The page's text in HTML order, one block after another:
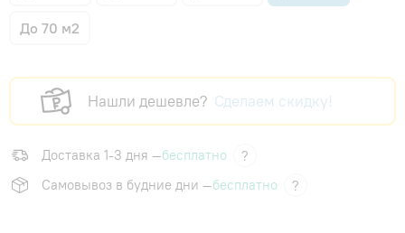
До 70 м2
Нашли дешевле? Сделаем скидку!
Доставка 1-3 дня —бесплатно
?
Самовывоз в будние дни —бесплатно ?